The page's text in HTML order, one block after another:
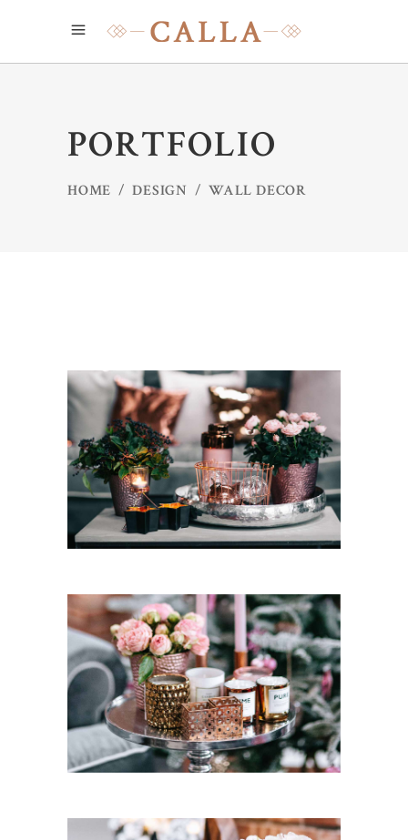
PORTFOLIO
HOME /DESIGN /WALL DECOR